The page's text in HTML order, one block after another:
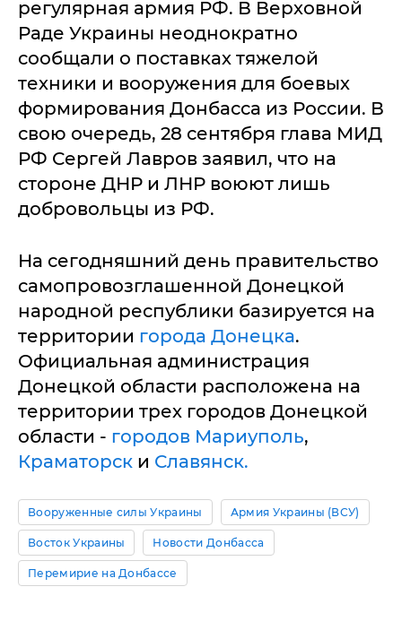
регулярная армия РФ. В Верховной
Раде Украины неоднократно
сообщали о поставках тяжелой
техники и вооружения для боевых
формирования Донбасса из России. В
свою очередь, 28 сентября глава МИД
РФ Сергей Лавров заявил, что на
стороне ДНР и ЛНР воюют лишь
добровольцы из РФ.
На сегодняшний день правительство
самопровозглашенной Донецкой
народной республики базируется на
территории города Донецка.
Официальная администрация
Донецкой области расположена на
территории трех городов Донецкой
области - городов Мариуполь,
Краматорск и Славянск.
Вооруженные силы Украины Армия Украины (ВСУ)
Восток Украины Новости Донбасса
Перемирие на Донбассе